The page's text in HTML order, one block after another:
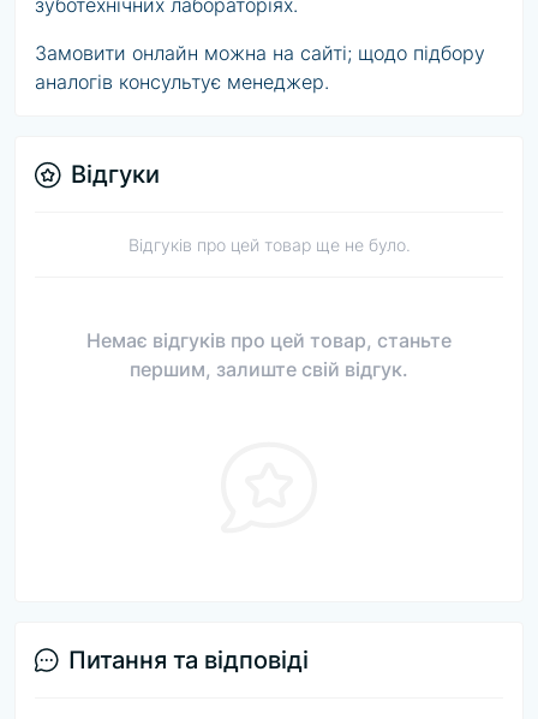
зуботехнічних лабораторіях.
Замовити онлайн можна на сайті; щодо підбору
аналогів консультує менеджер.
Відгуки
Відгуків про цей товар ще не було.
Немає відгуків про цей товар, станьте
першим, залиште свій відгук.
Питання та відповіді